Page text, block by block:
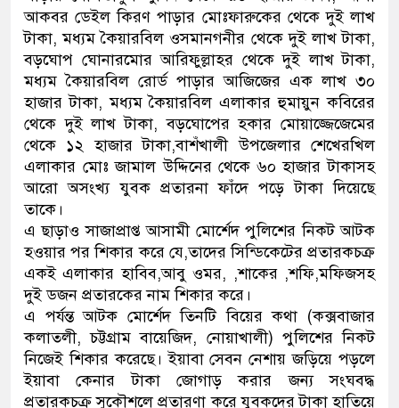
আকবর ডেইল কিরণ পাড়ার মোঃফারুকের থেকে দুই লাখ
টাকা, মধ্যম কৈয়ারবিল ওসমানগনীর থেকে দুই লাখ টাকা,
বড়ঘোপ ঘোনারমোর আরিফুল্লাহর থেকে দুই লাখ টাকা,
মধ্যম কৈয়ারবিল রোর্ড পাড়ার আজিজের এক লাখ ৩০
হাজার টাকা, মধ্যম কৈয়ারবিল এলাকার হুমায়ুন কবিরের
থেকে দুই লাখ টাকা, বড়ঘোপের হকার মোয়াজ্জেজেমের
থেকে ১২ হাজার টাকা,বাশঁখালী উপজেলার শেখেরখিল
এলাকার মোঃ জামাল উদ্দিনের থেকে ৬০ হাজার টাকাসহ
আরো অসংখ্য যুবক প্রতারনা ফাঁদে পড়ে টাকা দিয়েছে
তাকে।
এ ছাড়াও সাজাপ্রাপ্ত আসামী মোর্শেদ পুলিশের নিকট আটক
হওয়ার পর শিকার করে যে,তাদের সিন্ডিকেটের প্রতারকচক্র
একই এলাকার হাবিব,আবু ওমর, ,শাকের ,শফি,মফিজসহ
দুই ডজন প্রতারকের নাম শিকার করে।
এ পর্যন্ত আটক মোর্শেদ তিনটি বিয়ের কথা (কক্সবাজার
কলাতলী, চট্টগ্রাম বায়েজিদ, নোয়াখালী) পুলিশের নিকট
নিজেই শিকার করেছে। ইয়াবা সেবন নেশায় জড়িয়ে পড়লে
ইয়াবা কেনার টাকা জোগাড় করার জন্য সংঘবদ্ধ
প্রতারকচক্র সুকৌশলে প্রতারণা করে যুবকদের টাকা হাতিয়ে